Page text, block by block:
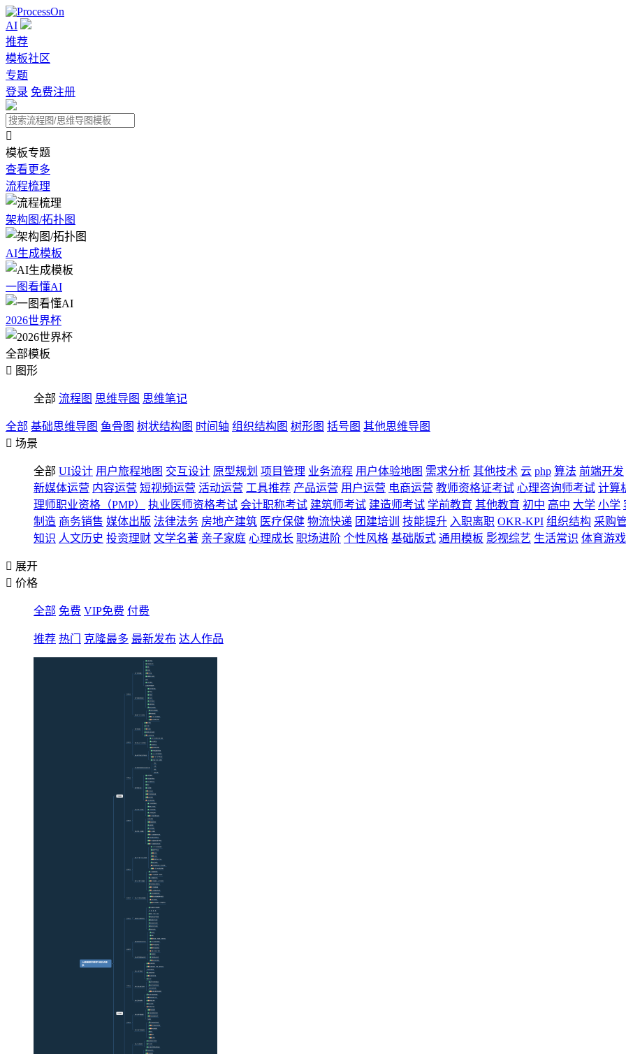
AI
推荐
模板社区
专题
登录 免费注册

模板专题
查看更多
流程梳理
架构图/拓扑图
AI生成模板
一图看懂AI
2026世界杯
全部模板
 图形
全部 流程图 思维导图 思维笔记
全部 基础思维导图 鱼骨图 树状结构图 时间轴 组织结构图 树形图 括号图 其他思维导图
 场景
全部 UI设计 用户旅程地图 交互设计 原型规划 项目管理 业务流程 用户体验地图 需求分析 其他技术 云 php 算法 前端开发
新媒体运营 内容运营 短视频运营 活动运营 工具推荐 产品运营 用户运营 电商运营 教师资格证考试 心理咨询师考试 计算
理师职业资格（PMP）
执业医师资格考试 会计职称考试 建筑师考试 建造师考试 学前教育 其他教育 初中 高中 大学 小学
制造 商务销售 媒体出版 法律法务 房地产建筑 医疗保健 物流快递 团建培训 技能提升 入职离职 OKR-KPI 组织结构 采购
知识 人文历史 投资理财 文学名著 亲子家庭 心理成长 职场进阶 个性风格 基础版式 通用模板 影视综艺 生活常识 体育游戏
 展开
 价格
全部 免费 VIP免费 付费
推荐 热门 克隆最多 最新发布 达人作品